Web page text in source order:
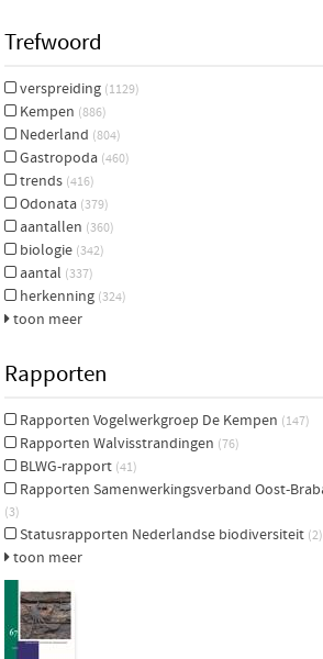
Trefwoord
verspreiding (1129)
Kempen (886)
Nederland (804)
Gastropoda (460)
trends (416)
Odonata (379)
aantallen (360)
biologie (342)
aantal (337)
herkenning (324)
toon meer
Rapporten
Rapporten Vogelwerkgroep De Kempen (147)
Rapporten Walvisstrandingen (76)
BLWG-rapport (41)
Rapporten Samenwerkingsverband Oost-
(3)
Statusrapporten Nederlandse biodiversiteit (2)
toon meer